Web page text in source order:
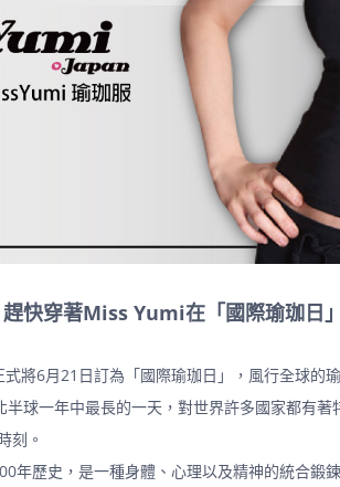
快穿著Miss Yumi在「國際瑜珈日
將6月21日訂為「國際瑜珈日」，風行全球的
球一年中最長的一天，對世界許多國家都有
刻。
年歷史，是一種身體、心理以及精神的統合鍛